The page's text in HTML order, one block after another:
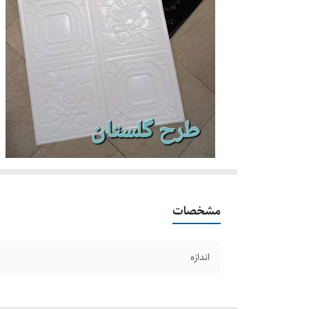
مشخصات
اندازه